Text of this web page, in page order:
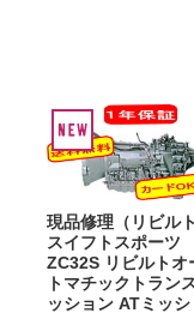
現品修理（リビルト
スイフトスポーツ
ZC32S リビルトオ
トマチックトラン
ッション ATミッシ